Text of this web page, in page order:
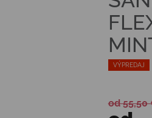
VÝPREDAJ
od 55,50